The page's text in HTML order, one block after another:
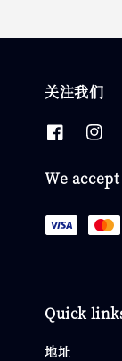
关注我们
We accept
Quick
地址